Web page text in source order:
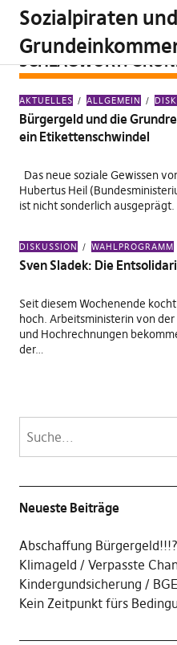
Sozialpiraten und
SCHLAGWORT:
AKTUELLES ALLGEMEIN
Bürgergeld und die
ein Etikettenschwindel
Das neue soziale Gewissen
Hubertus Heil
ist nicht sonderlich
DISKUSSION WAHLPROGRAMM
Sven Sladek: Die
Seit diesem Wochenende
hoch. Arbeitsministerin von
und Hochrechnungen
der…
Neueste Beiträge
Abschaffung
Klimageld
Verpasste
Kindergundsicherung
Kein Zeitpunkt fürs